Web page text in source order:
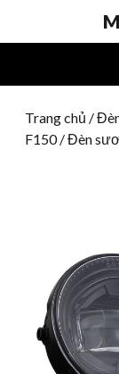
Trang chủ /
F150/ Đèn